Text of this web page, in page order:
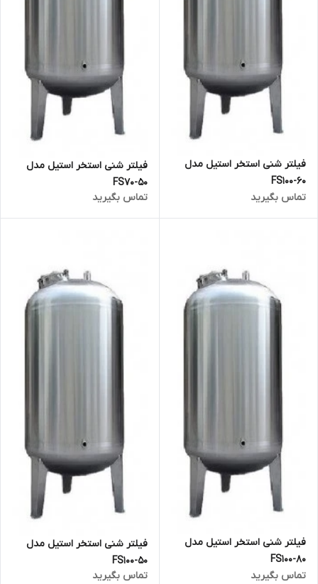
فیلتر شنی استخر استیل مدل
FS100-60
تماس بگیرید
فیلتر شنی استخر استیل مدل
FS70-50
تماس بگیرید
فیلتر شنی استخر استیل مدل
FS100-80
تماس بگیرید
فیلتر شنی استخر استیل مدل
FS100-50
تماس بگیرید